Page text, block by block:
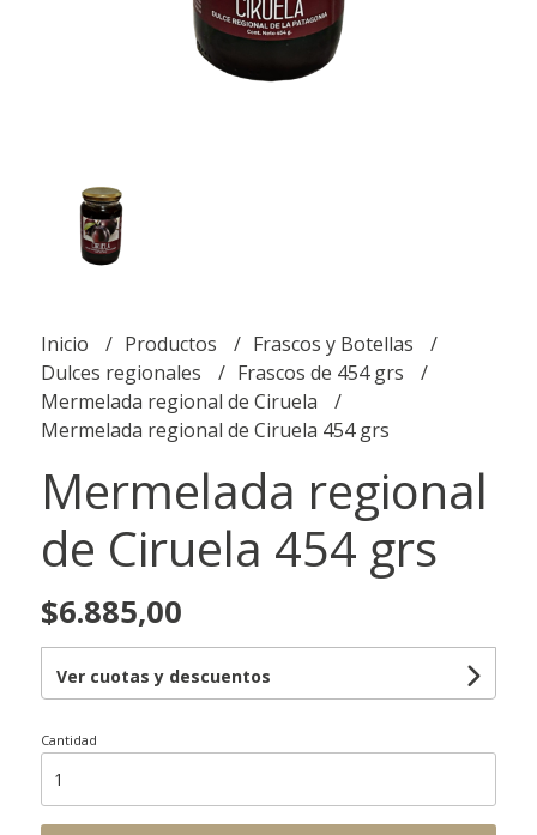
Inicio Productos
Frascos y Botellas
Dulces regionales
Frascos de 454 grs
Mermelada regional de Ciruela
Mermelada regional de Ciruela 454 grs
Mermelada regional
de Ciruela 454 grs
$6.885,00
Ver cuotas y descuentos
Cantidad